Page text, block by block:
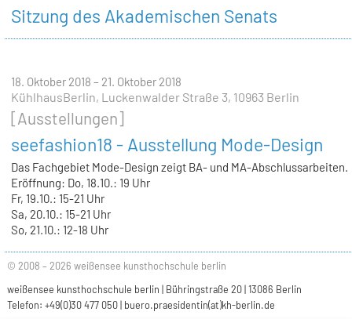
Sitzung des Akademischen Senats
18. Oktober 2018 – 21. Oktober 2018
KühlhausBerlin, Luckenwalder Straße 3, 10963 Berlin
[Ausstellungen]
seefashion18 - Ausstellung Mode-Design
Das Fachgebiet Mode-Design zeigt BA- und MA-Abschlussarbeiten.
Eröffnung: Do, 18.10.: 19 Uhr
Fr, 19.10.: 15-21 Uhr
Sa, 20.10.: 15-21 Uhr
So, 21.10.: 12-18 Uhr
© 2008 – 2026 weißensee kunsthochschule berlin
weißensee kunsthochschule berlin | Bühringstraße 20 | 13086 Berlin
Telefon: +49(0)30 477 050 | buero.praesidentin(at)kh-berlin.de